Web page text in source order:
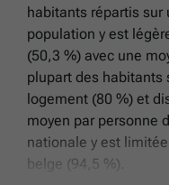
habitants répartis sur
population y est
(50,3 %) avec une
plupart des habitants
logement (80 %) et
moyen par personne
nationale y est
belge (94,5 %).